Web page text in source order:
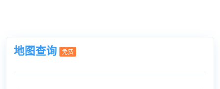
地图查询 免费